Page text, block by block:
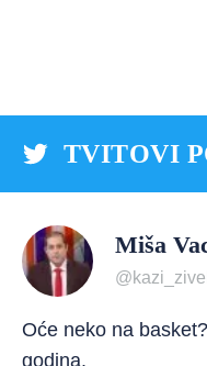
TVITOVI
Miša
Oće neko na
godina.